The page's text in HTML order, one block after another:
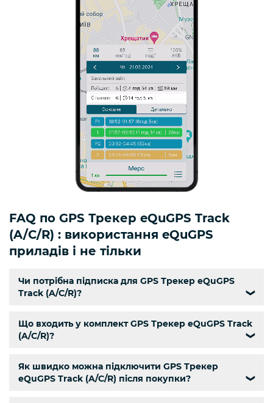
FAQ по GPS Трекер eQuGPS Track
(A/C/R) : використання eQuGPS
приладів і не тільки
Чи потрібна підписка для GPS Трекер eQuGPS
Track (A/C/R)?
❯
Що входить у комплект GPS Трекер eQuGPS Track
(A/C/R)?
❯
Як швидко можна підключити GPS Трекер
eQuGPS Track (A/C/R) після покупки?
❯